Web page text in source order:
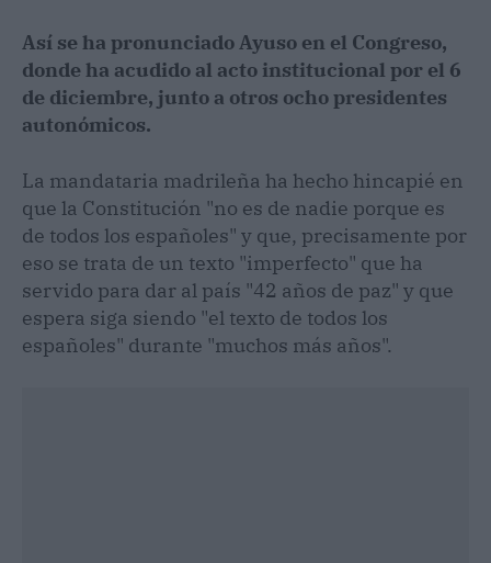
Así se ha pronunciado Ayuso en el Congreso,
donde ha acudido al acto institucional por el 6
de diciembre, junto a otros ocho presidentes
autonómicos.
La mandataria madrileña ha hecho hincapié en
que la Constitución "no es de nadie porque es
de todos los españoles" y que, precisamente por
eso se trata de un texto "imperfecto" que ha
servido para dar al país "42 años de paz" y que
espera siga siendo "el texto de todos los
españoles" durante "muchos más años".